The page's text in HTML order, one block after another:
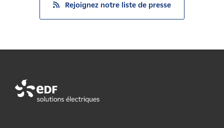
Rejoignez notre liste de presse